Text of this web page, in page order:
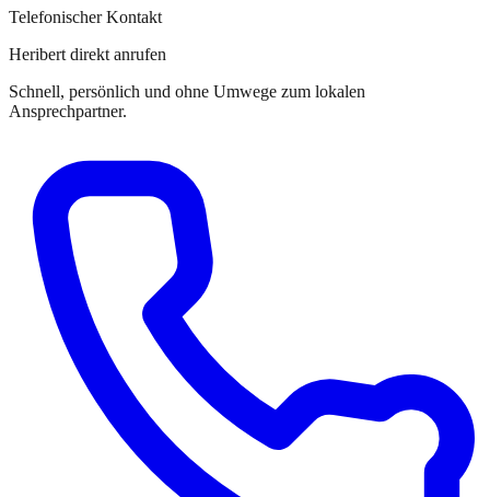
Telefonischer Kontakt
Heribert direkt anrufen
Schnell, persönlich und ohne Umwege zum lokalen
Ansprechpartner.